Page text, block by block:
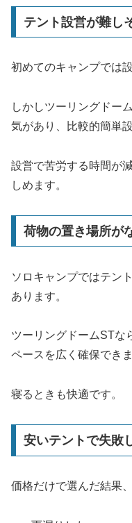
テント設営が難し
初めてのキャンプでは
しかしツーリングドー
気があり、比較的簡単
設営で苦労する時間が
しめます。
荷物の置き場所が
ソロキャンプではテン
あります。
ツーリングドームSTな
ペースを広く確保できま
寝るときも快適です。
安いテントで失敗
価格だけで選んだ結果、